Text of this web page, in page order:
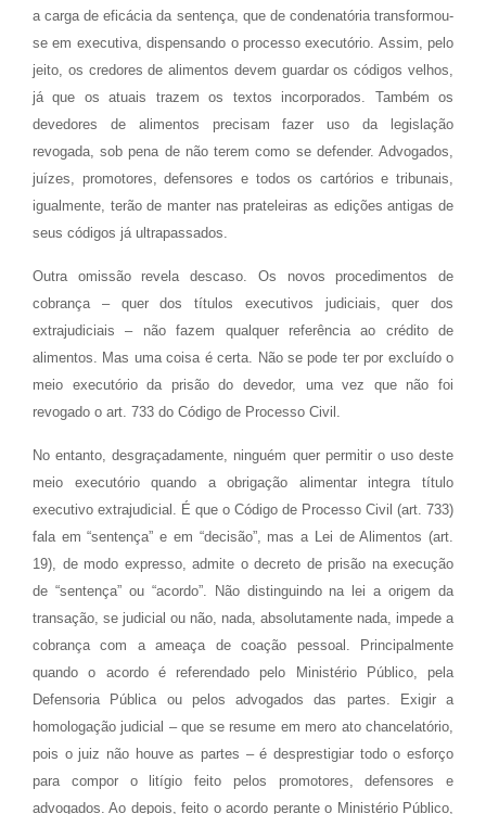
a carga de eficácia da sentença, que de condenatória transformou-
se em executiva, dispensando o processo executório. Assim, pelo
jeito, os credores de alimentos devem guardar os códigos velhos,
já que os atuais trazem os textos incorporados. Também os
devedores de alimentos precisam fazer uso da legislação
revogada, sob pena de não terem como se defender. Advogados,
juízes, promotores, defensores e todos os cartórios e tribunais,
igualmente, terão de manter nas prateleiras as edições antigas de
seus códigos já ultrapassados.
Outra omissão revela descaso. Os novos procedimentos de
cobrança – quer dos títulos executivos judiciais, quer dos
extrajudiciais – não fazem qualquer referência ao crédito de
alimentos. Mas uma coisa é certa. Não se pode ter por excluído o
meio executório da prisão do devedor, uma vez que não foi
revogado o art. 733 do Código de Processo Civil.
No entanto, desgraçadamente, ninguém quer permitir o uso deste
meio executório quando a obrigação alimentar integra título
executivo extrajudicial. É que o Código de Processo Civil (art. 733)
fala em “sentença” e em “decisão”, mas a Lei de Alimentos (art.
19), de modo expresso, admite o decreto de prisão na execução
de “sentença” ou “acordo”. Não distinguindo na lei a origem da
transação, se judicial ou não, nada, absolutamente nada, impede a
cobrança com a ameaça de coação pessoal. Principalmente
quando o acordo é referendado pelo Ministério Público, pela
Defensoria Pública ou pelos advogados das partes. Exigir a
homologação judicial – que se resume em mero ato chancelatório,
pois o juiz não houve as partes – é desprestigiar todo o esforço
para compor o litígio feito pelos promotores, defensores e
advogados. Ao depois, feito o acordo perante o Ministério Público,